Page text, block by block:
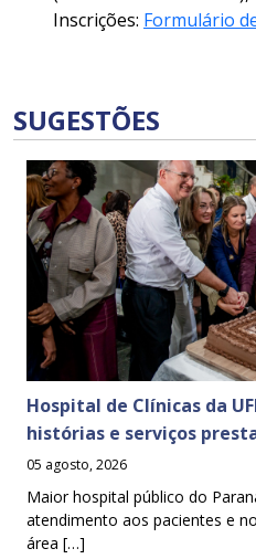
Inscrições: Formulário
SUGESTÕES
Hospital de Clínicas da
histórias e serviços
05 agosto, 2026
Maior hospital público do
atendimento aos pacientes e
área […]